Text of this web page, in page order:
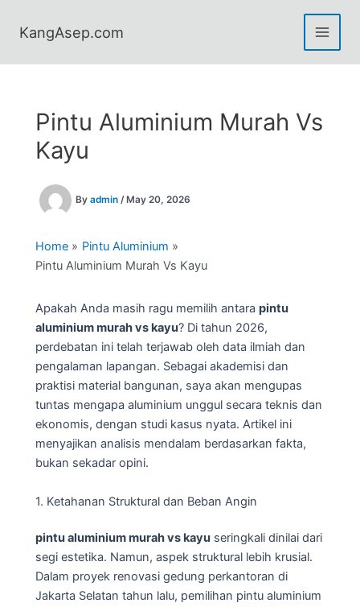
KangAsep.com
Pintu Aluminium Murah Vs
Kayu
By admin / May 20, 2026
Home
Pintu Aluminium
Pintu Aluminium Murah Vs Kayu
Apakah Anda masih ragu memilih antara pintu
aluminium murah vs kayu? Di tahun 2026,
perdebatan ini telah terjawab oleh data ilmiah dan
pengalaman lapangan. Sebagai akademisi dan
praktisi material bangunan, saya akan mengupas
tuntas mengapa aluminium unggul secara teknis dan
ekonomis, dengan studi kasus nyata. Artikel ini
menyajikan analisis mendalam berdasarkan fakta,
bukan sekadar opini.
1. Ketahanan Struktural dan Beban Angin
pintu aluminium murah vs kayu seringkali dinilai dari
segi estetika. Namun, aspek struktural lebih krusial.
Dalam proyek renovasi gedung perkantoran di
Jakarta Selatan tahun lalu, pemilihan pintu aluminium